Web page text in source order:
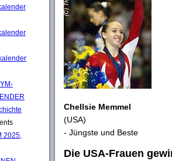
2025,
Chellsie Memmel
(USA)
- Jüngste und Beste
Die USA-Frauen